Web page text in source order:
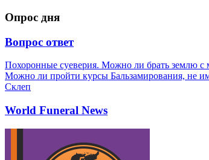
Опрос дня
Вопрос ответ
Похоронные суеверия. Можно ли брать землю с
Можно ли пройти курсы Бальзамирования, не
Склеп
World Funeral News